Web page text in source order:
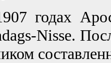
годах
Nisse.